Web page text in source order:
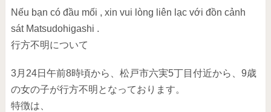
Nếu bạn có đầu mối , xin vui lòng liên lạc với đồn cảnh
sát Matsudohigashi .
行方不明について
3月24日午前8時頃から、松戸市六実5丁目付近から、9歳
の女の子が行方不明となっております。
特徴は、